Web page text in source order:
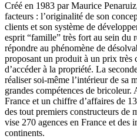
Créé en 1983 par Maurice
facteurs : l’originalité de son
clients et son système de
esprit “famille” très fort au sein du
répondre au phénomène de
proposant un produit à un prix très
d’accéder à la propriété. La
réaliser soi-même l’intérieur de sa
grandes compétences de bricoleur.
France et un chiffre d’affaires de
des tout premiers constructeurs de
vise 270 agences en France et des
continents.